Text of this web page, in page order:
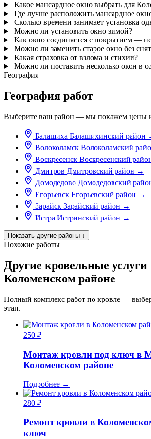
Какое мансардное окно выбрать для
Где лучше расположить мансардное
Сколько времени занимает установка
Можно ли установить окно зимой?
Как окно соединяется с покрытием — не
Можно ли заменить старое окно без
Какая страховка от взлома и стихии?
Можно ли поставить несколько окон в
География
География работ
Выберите ваш район — мы покажем цены и
Балашиха Балашихинский район
Волоколамск Волоколамский
Воскресенск Воскресенский
Дмитров Дмитровский район →
Домодедово Домодедовский
Егорьевск Егорьевский район →
Зарайск Зарайский район →
Истра Истринский район →
Показать другие районы ↓
Похожие работы
Другие кровельные услуги
Коломенском районе
Полный комплекс работ по кровле —
этап.
250 ₽
Монтаж кровли под ключ в
Коломенском районе
Подробнее →
280 ₽
Ремонт кровли в
ключ